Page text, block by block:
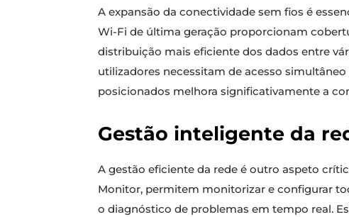
A expansão da conectividade sem fios é
Wi-Fi de última geração proporcionam
distribuição mais eficiente dos dados entre
utilizadores necessitam de acesso
posicionados melhora significativamente a
Gestão inteligente da
A gestão eficiente da rede é outro aspeto
Monitor, permitem monitorizar e configurar
o diagnóstico de problemas em tempo real.